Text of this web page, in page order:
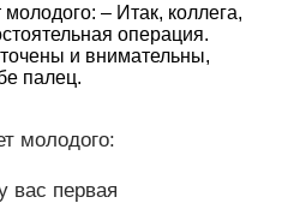
– Итак, коллега,
операция.
и внимательны,
палец.
молодого:
вас первая